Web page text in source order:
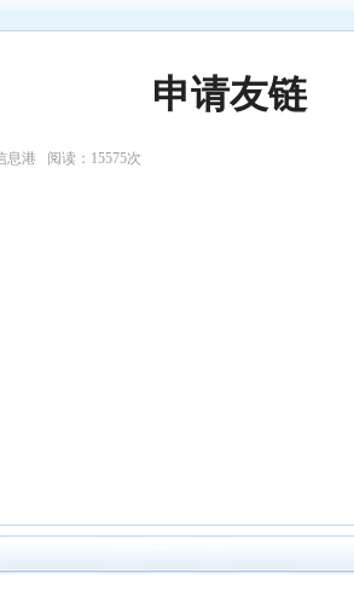
申请友链
息港 阅读：15575次